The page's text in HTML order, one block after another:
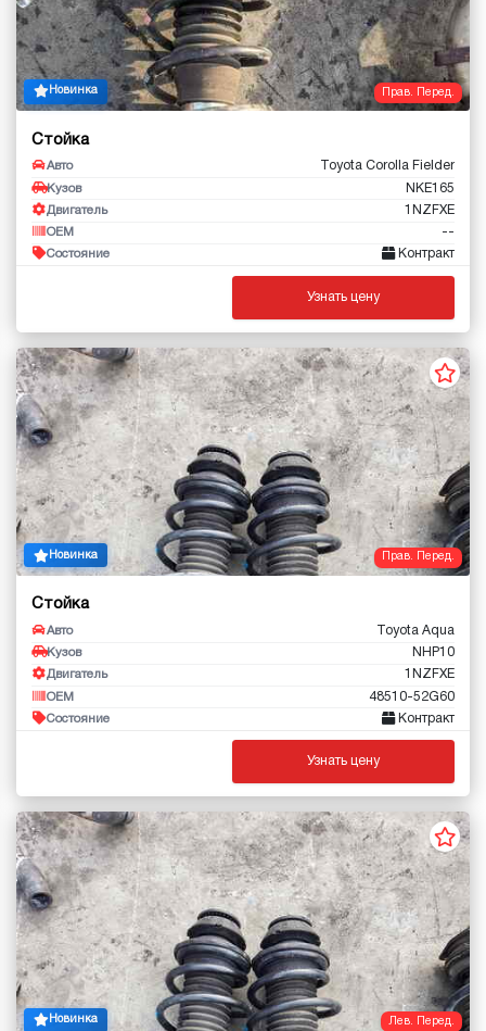
Прав. Перед.
Новинка
Стойка
Авто Toyota Corolla Fielder
Кузов NKE165
Двигатель 1NZFXE
OEM --
Состояние Контракт
Узнать цену
Прав. Перед.
Новинка
Стойка
Авто Toyota Aqua
Кузов NHP10
Двигатель 1NZFXE
OEM 48510-52G60
Состояние Контракт
Узнать цену
Лев. Перед.
Новинка